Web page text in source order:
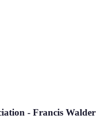
- Francis Walder